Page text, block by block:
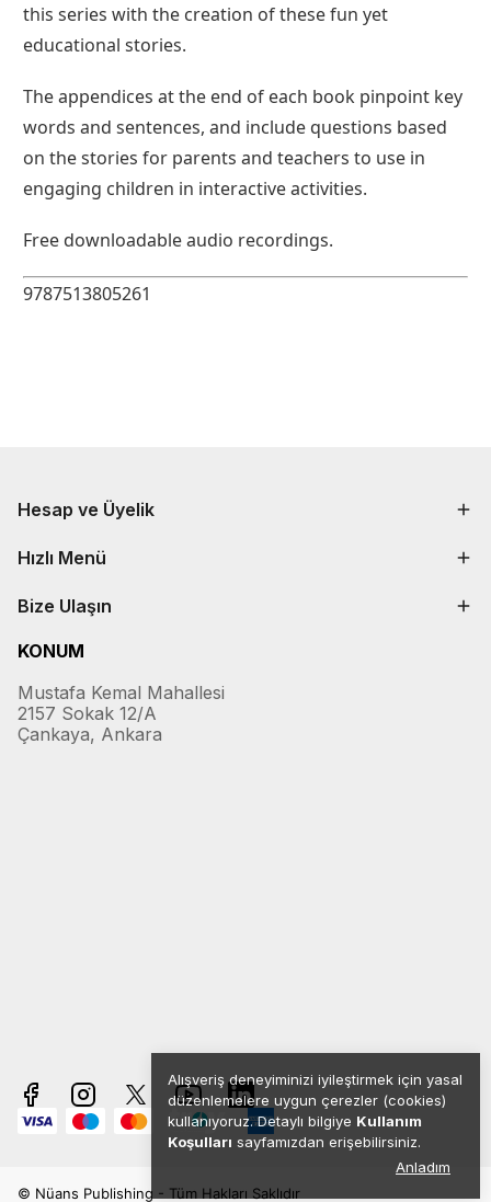
Alışveriş deneyiminizi iyileştirmek için yasal
düzenlemelere uygun çerezler (cookies)
kullanıyoruz. Detaylı bilgiye Kullanım
Koşulları sayfamızdan erişebilirsiniz.
Anladım
this series with the creation of these fun yet
educational stories.
The appendices at the end of each book pinpoint key
words and sentences, and include questions based
on the stories for parents and teachers to use in
engaging children in interactive activities.
Free downloadable audio recordings.
9787513805261
Hesap ve Üyelik
Hızlı Menü
Bize Ulaşın
KONUM
Mustafa Kemal Mahallesi
2157 Sokak 12/A
Çankaya, Ankara
© Nüans Publishing - Tüm Hakları Saklıdır